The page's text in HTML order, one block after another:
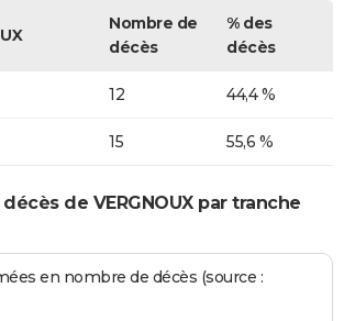
Nombre de
décès
% des
décès
12 44,4 %
15 55,6 %
de VERGNOUX par tranche
en nombre de décès (source :